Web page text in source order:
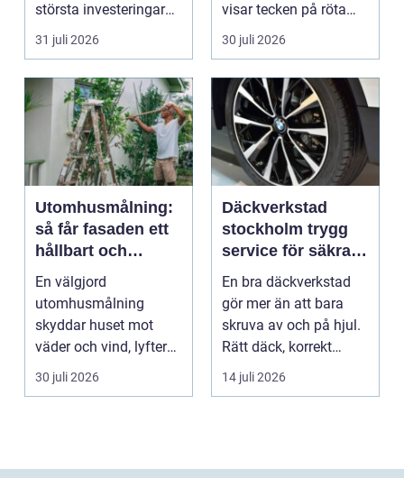
största investeringar
m...
31 juli 2026
visar tecken på röta
uppstår ofta...
30 juli 2026
Utomhusmålning:
så får fasaden ett
hållbart och
vackert resultat
En välgjord
utomhusmålning
skyddar huset mot
väder och vind, lyfter
helhetsintrycket...
30 juli 2026
Däckverkstad
stockholm trygg
service för säkra
mil året runt
En bra däckverkstad
gör mer än att bara
skruva av och på hjul.
Rätt däck, korrekt
montering och rege...
14 juli 2026